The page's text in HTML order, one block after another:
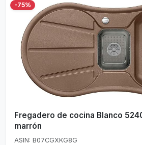
-75%
Fregadero de cocina Blanco
marrón
ASIN: B07CGXKG8G